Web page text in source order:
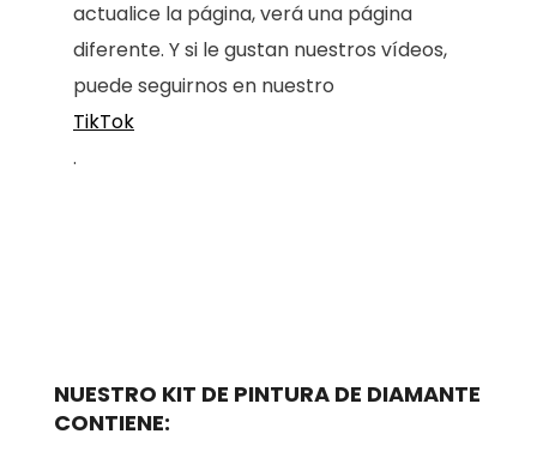
actualice la página, verá una página
diferente. Y si le gustan nuestros vídeos,
puede seguirnos en nuestro
TikTok
.
NUESTRO KIT DE PINTURA DE DIAMANTE
CONTIENE: